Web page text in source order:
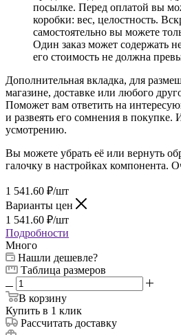
посылке. Перед оплатой вы
коробки: вес, целостность.
самостоятельно вы можете
Один заказ может содержать
его стоимость не должна
Дополнительная вкладка, для
магазине, доставке или любого
Поможет вам ответить на
и развеять его сомнения в покупке.
усмотрению.
Вы можете убрать её или вернуть
галочку в настройках компонента.
1 541.60 ₽/шт
Варианты цен
1 541.60 ₽/шт
Подробности
Много
Нашли дешевле?
Таблица размеров
В корзину
Купить в 1 клик
Рассчитать доставку